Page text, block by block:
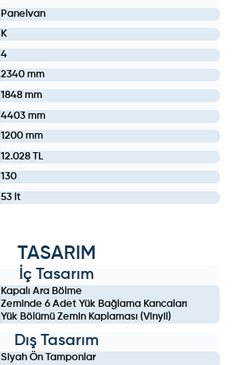
Panelvan
K
4
2340 mm
1848 mm
4403 mm
1200 mm
12.028 TL
130
53 lt
TASARIM
İç Tasarım
Kapalı Ara Bölme
Zeminde 6 Adet Yük Bağlama Kancaları
Yük Bölümü Zemin Kaplaması (Vinyil)
Dış Tasarım
Siyah Ön Tamponlar